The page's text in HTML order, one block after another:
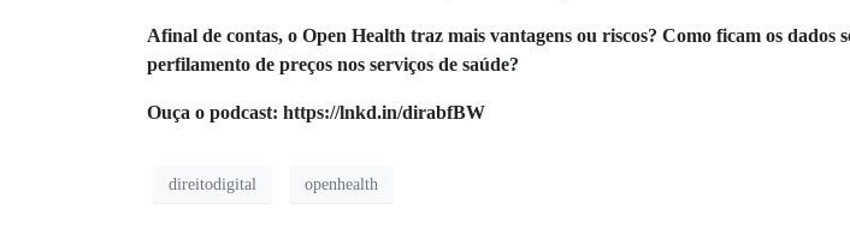
Afinal de contas, o Open Health traz mais vantagens ou riscos? Como ficam os dados
perfilamento de preços nos serviços de saúde?
Ouça o podcast: https://lnkd.in/dirabfBW
direitodigital openhealth